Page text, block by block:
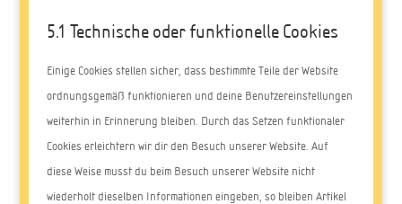
5.1 Technische oder funktionelle Cookies
Einige Cookies stellen sicher, dass bestimmte Teile der Website
ordnungsgemäß funktionieren und deine Benutzereinstellungen
weiterhin in Erinnerung bleiben. Durch das Setzen funktionaler
Cookies erleichtern wir dir den Besuch unserer Website. Auf
diese Weise musst du beim Besuch unserer Website nicht
wiederholt dieselben Informationen eingeben, so bleiben Artikel